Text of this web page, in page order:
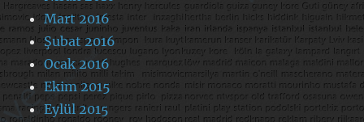
Mart 2016
Şubat 2016
Ocak 2016
Ekim 2015
Eylül 2015